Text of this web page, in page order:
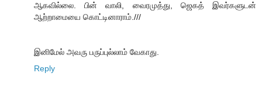
ஆகவில்லை. பின் வாலி, வைரமுத்து, ஜெகத் இவர்களுடன்
ஆற்றாமையை கொட்டினாராம்.///
இனிமேல் அவரு பருப்புல்லாம் வேகாது.
Reply